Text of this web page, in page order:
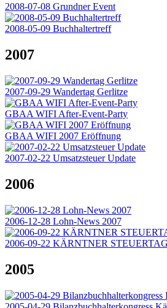
2008-07-08 Grundner Event
2008-05-09 Buchhaltertreff
2007
2007-09-29 Wandertag Gerlitze
GBAA WIFI After-Event-Party
GBAA WIFI 2007 Eröffnung
2007-02-22 Umsatzsteuer Update
2006
2006-12-28 Lohn-News 2007
2006-09-22 KÄRNTNER
2005